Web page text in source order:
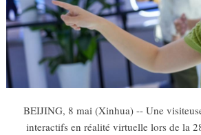
BEIJING, 8 mai (Xinhua) -- Une
interactifs en réalité virtuelle lors de la